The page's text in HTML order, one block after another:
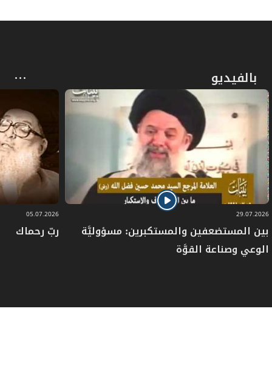
بالفيديو
29.07.2026
بين المستضعفين والمستكبرين: مسؤوليَّة
الوعي وصناعة القوَّة
05.07.2026
ربّ رحماك